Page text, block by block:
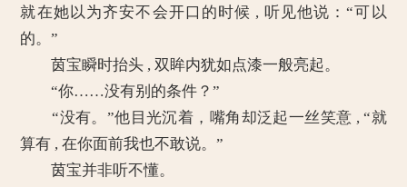
就在她以为齐安不会开口的时候 , 听见他说：“可以
的。”
茵宝瞬时抬头 , 双眸内犹如点漆一般亮起。
“你……没有别的条件？”
“没有。”他目光沉着，嘴角却泛起一丝笑意 , “就
算有 , 在你面前我也不敢说。”
茵宝并非听不懂。